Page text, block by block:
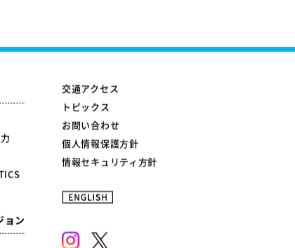
ョン
交通アクセス
トピックス
お問い合わせ
個人情報保護方針
情報セキュリティ方針